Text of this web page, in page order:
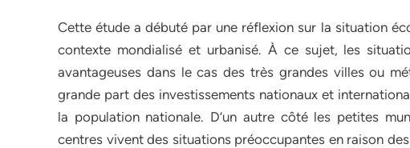
Cette étude a débuté par une réflexion sur la situation
contexte mondialisé et urbanisé. À ce sujet, les
avantageuses dans le cas des très grandes villes ou
grande part des investissements nationaux et
la population nationale. D’un autre côté les petites
centres vivent des situations préoccupantes en raison